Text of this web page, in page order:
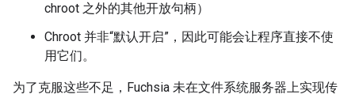
chroot 之外的其他开放句柄）
Chroot 并非“默认开启”，因此可能会让程序直接不使
用它们。
为了克服这些不足，Fuchsia 未在文件系统服务器上实现传